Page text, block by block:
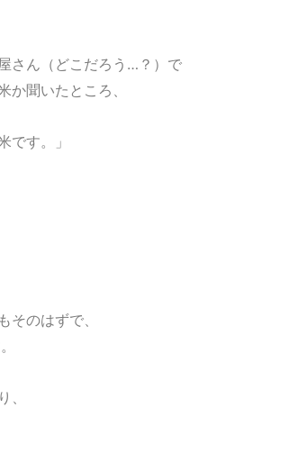
さん（どこだろう…？）で
聞いたところ、
です。」
のはずで、